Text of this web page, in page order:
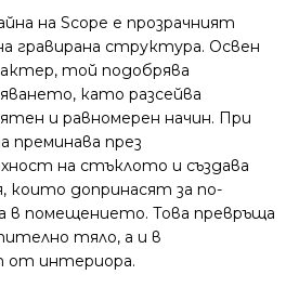
на Scope е прозрачният
гравирана структура. Освен
той подобрява
като разсейва
и равномерен начин. При
преминава през
на стъклото и създава
които допринасят за по-
помещението. Това превръща
тяло, а и в
от интериора.